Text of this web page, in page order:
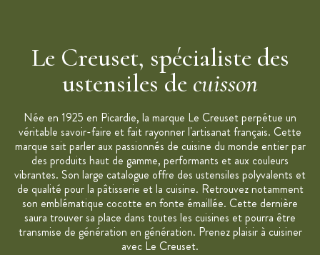
Le Creuset, spécialiste des
ustensiles de cuisson
Née en 1925 en Picardie, la marque Le Creuset perpétue un
véritable savoir-faire et fait rayonner l'artisanat français. Cette
marque sait parler aux passionnés de cuisine du monde entier par
des produits haut de gamme, performants et aux couleurs
vibrantes. Son large catalogue offre des ustensiles polyvalents et
de qualité pour la pâtisserie et la cuisine. Retrouvez notamment
son emblématique cocotte en fonte émaillée. Cette dernière
saura trouver sa place dans toutes les cuisines et pourra être
transmise de génération en génération. Prenez plaisir à cuisiner
avec Le Creuset.